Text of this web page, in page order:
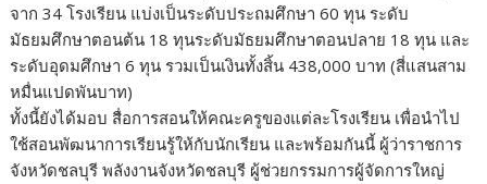
จาก 34 โรงเรียน แบ่งเป็นระดับประถมศึกษา 60 ทุน ระดับ
มัธยมศึกษาตอนต้น 18 ทุนระดับมัธยมศึกษาตอนปลาย 18 ทุน และ
ระดับอุดมศึกษา 6 ทุน รวมเป็นเงินทั้งสิ้น 438,000 บาท (สี่แสนสาม
หมื่นแปดพันบาท)
ทั้งนี้ยังได้มอบ สื่อการสอนให้คณะครูของแต่ละโรงเรียน เพื่อนำไป
ใช้สอนพัฒนาการเรียนรู้ให้กับนักเรียน และพร้อมกันนี้ ผู้ว่าราชการ
จังหวัดชลบุรี พลังงานจังหวัดชลบุรี ผู้ช่วยกรรมการผู้จัดการใหญ่